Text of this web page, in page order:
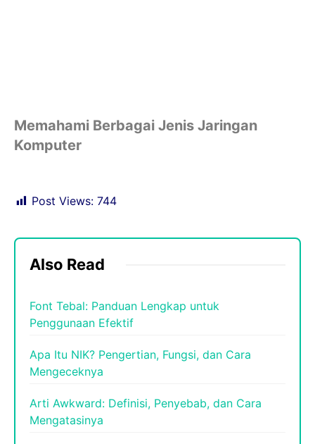
Memahami Berbagai Jenis Jaringan
Komputer
Post Views: 744
Also Read
Font Tebal: Panduan Lengkap untuk
Penggunaan Efektif
Apa Itu NIK? Pengertian, Fungsi, dan Cara
Mengeceknya
Arti Awkward: Definisi, Penyebab, dan Cara
Mengatasinya